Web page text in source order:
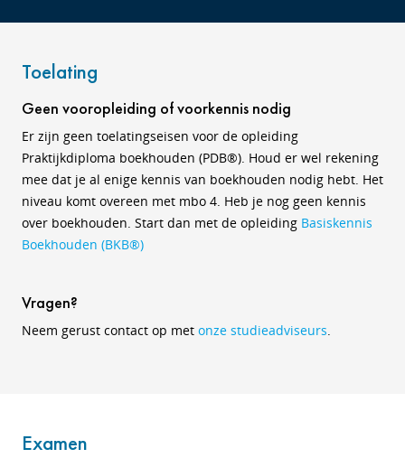
Toelating
Geen vooropleiding of voorkennis nodig
Er zijn geen toelatingseisen voor de opleiding
Praktijkdiploma boekhouden (PDB®). Houd er wel rekening
mee dat je al enige kennis van boekhouden nodig hebt. Het
niveau komt overeen met mbo 4. Heb je nog geen kennis
over boekhouden. Start dan met de opleiding Basiskennis
Boekhouden (BKB®)
Vragen?
Neem gerust contact op met onze studieadviseurs.
Examen